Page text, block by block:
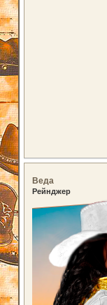
Веда
Рейнджер